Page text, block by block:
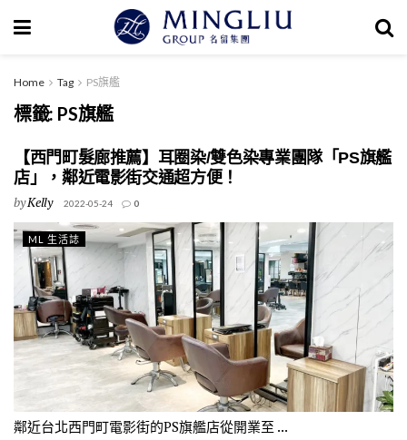
Home Tag PS旗艦
標籤: PS旗艦
【西門町髮廊推薦】耳圈染/雙色染專業團隊「PS旗艦
店」，鄰近電影街交通超方便！
byKelly 2022-05-24 0
ML 生活誌
鄰近台北西門町電影街的PS旗艦店從開業至 ...